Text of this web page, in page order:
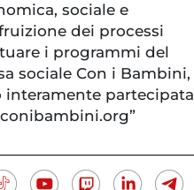
sociale e
dei processi
i programmi del
sociale Con i Bambini,
interamente partecipata